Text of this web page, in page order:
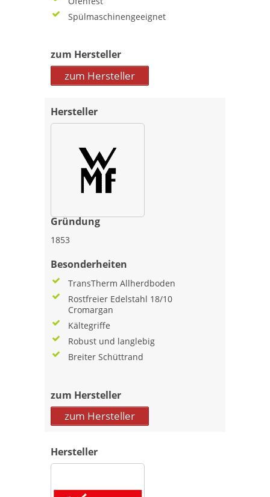
Spülmaschinengeeignet
zum Hersteller
zum Hersteller
Hersteller
Gründung
1853
Besonderheiten
TransTherm Allherdboden
Rostfreier Edelstahl 18/10
Cromargan
Kältegriffe
Robust und langlebig
Breiter Schüttrand
zum Hersteller
zum Hersteller
Hersteller